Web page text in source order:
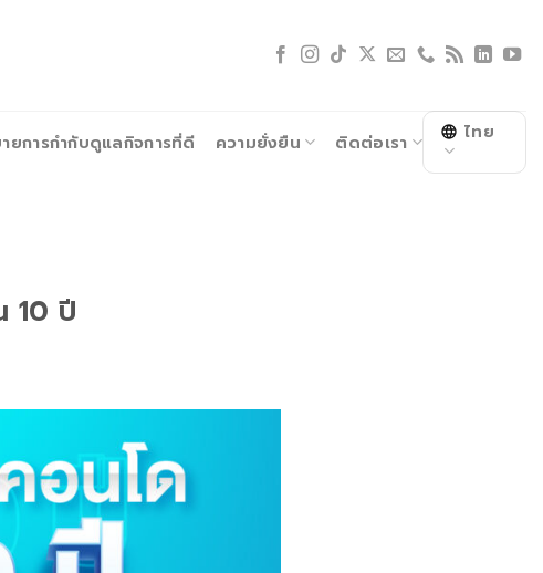
ยการกำกับดูแลกิจการที่ดี ความยั่งยืน ติดต่อเรา ไทย
10 ปี